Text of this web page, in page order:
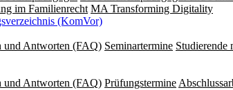
im Fami­lien­recht MA Transforming Digitality
(KomVor)
und Antworten (FAQ) Seminartermine Studierende
und Antworten (FAQ) Prüfungstermine